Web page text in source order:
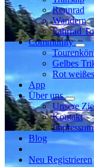
Rennrad
Wandern
Fahrrad
Community
Gelbes
Rot
App
Über uns
Unsere
Kontakt
Impressum
Blog
Neu Registrieren